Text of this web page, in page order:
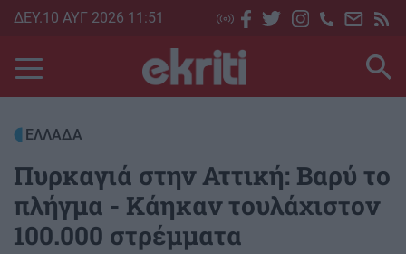
Skip
main
content
ΔΕΥ.10 ΑΥΓ 2026 11:51
ΕΛΛΑΔΑ
Πυρκαγιά στην Αττική: Βαρύ το
πλήγμα - Κάηκαν τουλάχιστον
100.000 στρέμματα